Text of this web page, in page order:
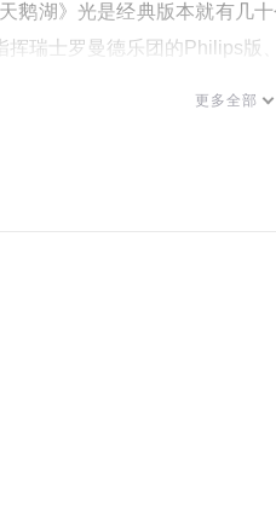
湖》光是经典版本就有几十
挥瑞士罗曼德乐团的Philips版
更多全部